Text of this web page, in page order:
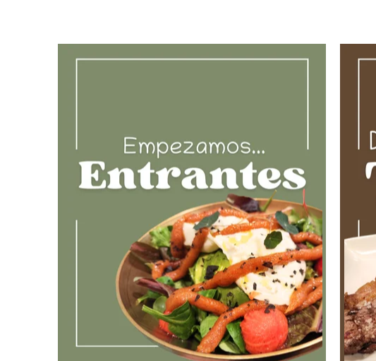
Termina con
caseros, dulces
cerrarán tu comida de
perfecta.
Ver carta